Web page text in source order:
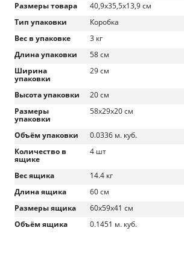
Размеры товара
40,9х35,5х13,9 см
Тип упаковки
Коробка
Вес в упаковке
3 кг
Длина упаковки
58 см
Ширина
упаковки
29 см
Высота упаковки
20 см
Размеры
упаковки
58x29x20 см
Объём упаковки
0.0336 м. куб.
Количество в
ящике
4 шт
Вес ящика
14.4 кг
Длина ящика
60 см
Размеры ящика
60x59x41 см
Объём ящика
0.1451 м. куб.